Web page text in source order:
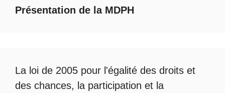
Présentation de la MDPH
La loi de 2005 pour l'égalité des droits et
des chances, la participation et la